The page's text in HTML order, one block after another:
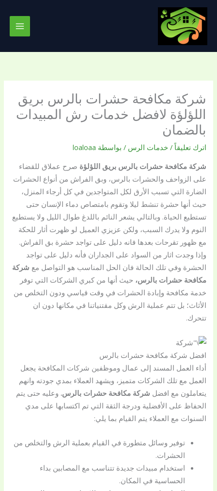
تخطي
المحتوى
شركة مكافحة حشرات بالرس بريق
اللؤلؤة لافضل خدمات رش المبيدات
بالضمان
اترك تعليقاً / خدمات الرس / بواسطة loaloaa
شركة مكافحة حشرات بالرسبريق اللؤلؤة صرح عملاق للقضاء
على الزواحف والحشرات بالرس، وبق الفراش من أنواع الحشرات
الضارة التي تسبب الأرق لكل المتواجدين في كل أرجاء المنزل،
حيث أنها حشرة تنشط ليلا وتقوم بامتصاص دماء الإنسان حتى
تستطيع الحياة. وبالتالي يشعر النائم باللدغ طوال الليل ولا يستطيع
النوم ولا يدرك السبب، ولكن عزيزي العميل لو ظهرت أثار للحكة
مع ظهور تقرحات بعدها فانه دليل على تواجد حشرة بق الفراش.
وإذا وجدت اثار من السواد على الجداران فأنه دليل على تواجد
الحشرة وفي تلك الحالة فان الحل المناسب هو التواصل مع شركة
مكافحة حشرات بالرس، حيث أنها من كبري الشركات التي توفر
خدمة مكافحة وإبادة الحشرات في وقت قياسي ودون التخلص من
الأثاث؛ بل تتم عملية الرش وكل مقتنياتنا في مكانها دون ان
تتحرك.
افضل شركة مكافحة حشرات بالرس
أداء العمل المسند إلى عمال وموظفين شركات المكافحة يجعل
العمل مع تلك الشركات متميز، ويشهد العملاء بمدي جودته وانهم
يتعاملون مع افضل شركة مكافحة حشرات بالرس. وعليه حتى يتم
الحفاظ على الأفضلية ودرجة الثقة التي تم اكتسابها على مدي
السنوات مع العملاء يتم القيام بما يلي:
توفير وسائل متطورة في القيام بعملية الرش والتخلص من
الحشرات.
استخدام مبيدات جديدة تتناسب مع المصابين بداء
الحساسية في المكان.